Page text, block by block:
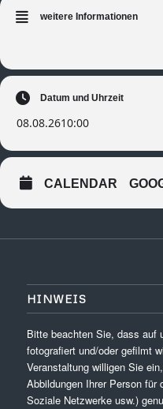
weitere Informationen
Datum und Uhrzeit
08.08.2610:00
CALENDAR
HINWEIS
Bitte beachten Sie, dass auf
fotografiert und/oder gefilmt
Veranstaltung willigen Sie
Abbildungen Ihrer Person für
Soziale Netzwerke usw.)